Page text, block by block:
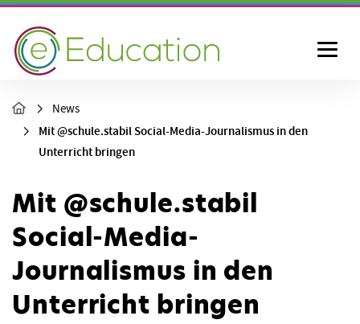
News
Mit @schule.stabil Social-Media-Journalismus in den
Unterricht bringen
Mit @schule.stabil
Social-Media-
Journalismus in den
Unterricht bringen